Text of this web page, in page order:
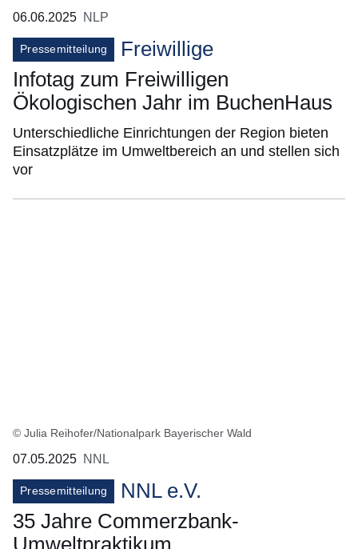
06.06.2025 NLP
Pressemitteilung
Freiwillige
Infotag zum Freiwilligen
Ökologischen Jahr im BuchenHaus
Unterschiedliche Einrichtungen der Region bieten
Einsatzplätze im Umweltbereich an und stellen sich
vor
© Julia Reihofer/Nationalpark Bayerischer Wald
07.05.2025 NNL
Pressemitteilung
NNL e.V.
35 Jahre Commerzbank-